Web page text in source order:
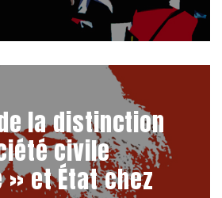
la distinction
civile
» et État chez